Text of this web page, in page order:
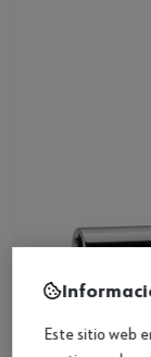
Este sitio web